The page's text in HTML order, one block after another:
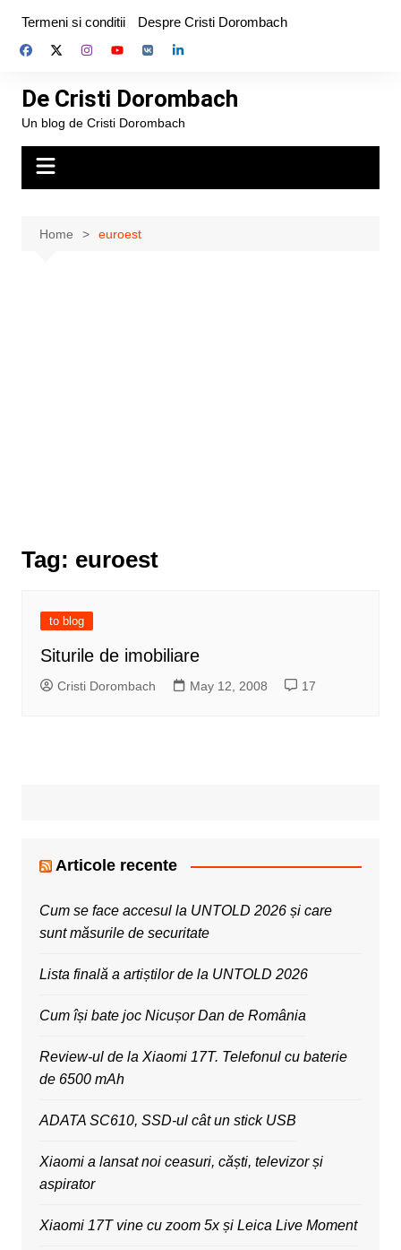
content
Termeni si conditii Despre Cristi Dorombach
De Cristi Dorombach
Un blog de Cristi Dorombach
Home euroest
Tag: euroest
to blog
Siturile de imobiliare
Cristi Dorombach May 12, 2008 17
Articole recente
Cum se face accesul la UNTOLD 2026 și care
sunt măsurile de securitate
Lista finală a artiștilor de la UNTOLD 2026
Cum își bate joc Nicușor Dan de România
Review-ul de la Xiaomi 17T. Telefonul cu baterie
de 6500 mAh
ADATA SC610, SSD-ul cât un stick USB
Xiaomi a lansat noi ceasuri, căști, televizor și
aspirator
Xiaomi 17T vine cu zoom 5x și Leica Live Moment